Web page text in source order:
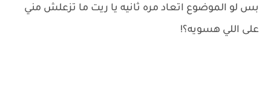
بس لو الموضوع اتعاد مره ثانيه يا ريت ما تزعلش مني
على اللي هسويه؟!